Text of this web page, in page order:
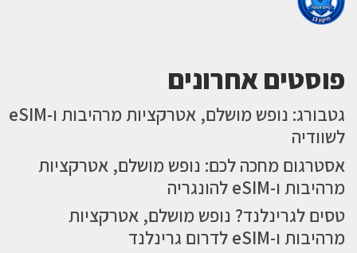
פוסטים אחרונים
גטבורג: נופש מושלם, אטרקציות מרהיבות ו-eSIM
לשוודיה
אסטרגום מחכה לכם: נופש מושלם, אטרקציות
מרהיבות ו-eSIM להונגריה
טסים לגרינלנד? נופש מושלם, אטרקציות
מרהיבות ו-eSIM לדרום גרינלנד